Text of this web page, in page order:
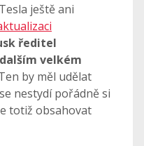
ještě ani
ředitel
velkém
by měl udělat
nestydí pořádně si
totiž obsahovat